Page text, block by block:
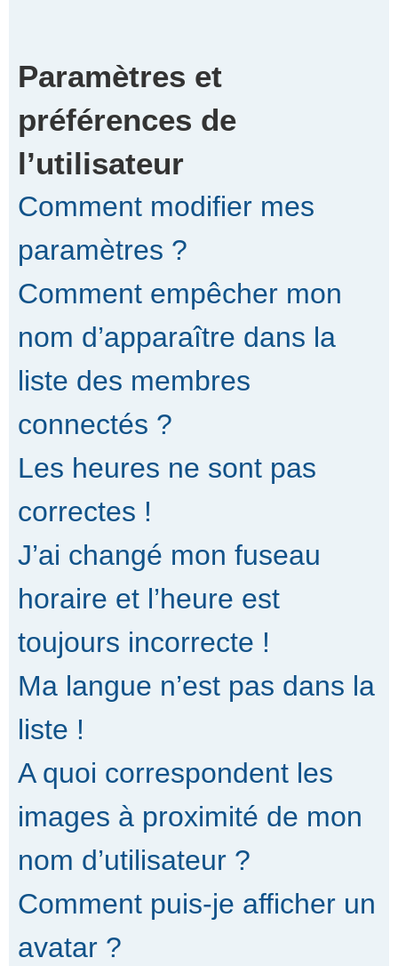
Paramètres et
préférences de
l’utilisateur
Comment modifier mes
paramètres ?
Comment empêcher mon
nom d’apparaître dans la
liste des membres
connectés ?
Les heures ne sont pas
correctes !
J’ai changé mon fuseau
horaire et l’heure est
toujours incorrecte !
Ma langue n’est pas dans la
liste !
A quoi correspondent les
images à proximité de mon
nom d’utilisateur ?
Comment puis-je afficher un
avatar ?